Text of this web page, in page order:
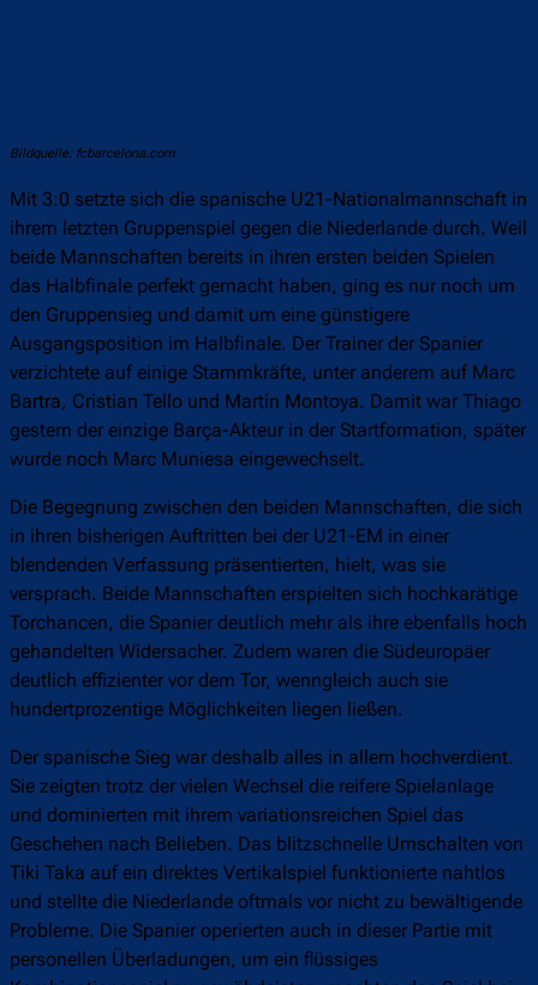
Bildquelle: fcbarcelona.com
Mit 3:0 setzte sich die spanische U21-Nationalmannschaft in
ihrem letzten Gruppenspiel gegen die Niederlande durch. Weil
beide Mannschaften bereits in ihren ersten beiden Spielen
das Halbfinale perfekt gemacht haben, ging es nur noch um
den Gruppensieg und damit um eine günstigere
Ausgangsposition im Halbfinale. Der Trainer der Spanier
verzichtete auf einige Stammkräfte, unter anderem auf Marc
Bartra, Cristian Tello und Martín Montoya. Damit war Thiago
gestern der einzige Barça-Akteur in der Startformation, später
wurde noch Marc Muniesa eingewechselt.
Die Begegnung zwischen den beiden Mannschaften, die sich
in ihren bisherigen Auftritten bei der U21-EM in einer
blendenden Verfassung präsentierten, hielt, was sie
versprach. Beide Mannschaften erspielten sich hochkarätige
Torchancen, die Spanier deutlich mehr als ihre ebenfalls hoch
gehandelten Widersacher. Zudem waren die Südeuropäer
deutlich effizienter vor dem Tor, wenngleich auch sie
hundertprozentige Möglichkeiten liegen ließen.
Der spanische Sieg war deshalb alles in allem hochverdient.
Sie zeigten trotz der vielen Wechsel die reifere Spielanlage
und dominierten mit ihrem variationsreichen Spiel das
Geschehen nach Belieben. Das blitzschnelle Umschalten von
Tiki Taka auf ein direktes Vertikalspiel funktionierte nahtlos
und stellte die Niederlande oftmals vor nicht zu bewältigende
Probleme. Die Spanier operierten auch in dieser Partie mit
personellen Überladungen, um ein flüssiges